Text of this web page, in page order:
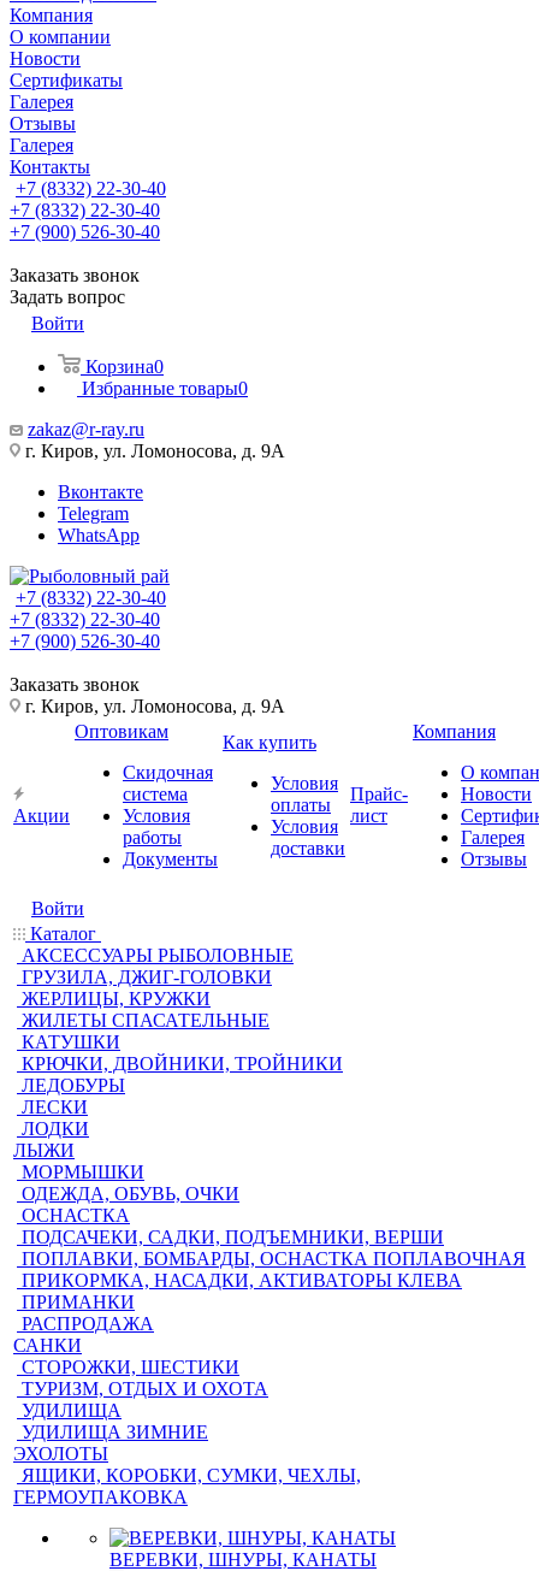
Компания
О компании
Новости
Сертификаты
Галерея
Отзывы
Галерея
Контакты
+7 (8332) 22-30-40
+7 (8332) 22-30-40
+7 (900) 526-30-40
Заказать звонок
Задать вопрос
Войти
Корзина0
Избранные товары0
zakaz@r-ray.ru
г. Киров, ул. Ломоносова, д. 9А
Вконтакте
Telegram
WhatsApp
+7 (8332) 22-30-40
+7 (8332) 22-30-40
+7 (900) 526-30-40
Заказать звонок
г. Киров, ул. Ломоносова, д. 9А
Акции
Оптовикам
Скидочная
система
Условия
работы
Документы
Как купить
Условия
оплаты
Условия
доставки
Прайс-
лист
Компания
О
Новости
Галерея
Отзывы
Войти
Каталог
АКСЕССУАРЫ РЫБОЛОВНЫЕ
ГРУЗИЛА, ДЖИГ-ГОЛОВКИ
ЖЕРЛИЦЫ, КРУЖКИ
ЖИЛЕТЫ СПАСАТЕЛЬНЫЕ
КАТУШКИ
КРЮЧКИ, ДВОЙНИКИ, ТРОЙНИКИ
ЛЕДОБУРЫ
ЛЕСКИ
ЛОДКИ
ЛЫЖИ
МОРМЫШКИ
ОДЕЖДА, ОБУВЬ, ОЧКИ
ОСНАСТКА
ПОДСАЧЕКИ, САДКИ, ПОДЪЕМНИКИ, ВЕРШИ
ПОПЛАВКИ, БОМБАРДЫ, ОСНАСТКА ПОПЛАВОЧНАЯ
ПРИКОРМКА, НАСАДКИ, АКТИВАТОРЫ КЛЕВА
ПРИМАНКИ
РАСПРОДАЖА
САНКИ
СТОРОЖКИ, ШЕСТИКИ
ТУРИЗМ, ОТДЫХ И ОХОТА
УДИЛИЩА
УДИЛИЩА ЗИМНИЕ
ЭХОЛОТЫ
ЯЩИКИ, КОРОБКИ, СУМКИ, ЧЕХЛЫ,
ГЕРМОУПАКОВКА
ВЕРЕВКИ, ШНУРЫ, КАНАТЫ